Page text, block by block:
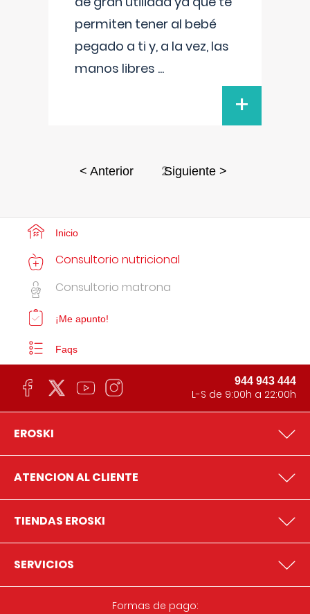
permiten tener al bebé
pegado a ti y, a la vez, las
manos libres ...
+
< Anterior 2Siguiente >
Inicio
Consultorio nutricional
Consultorio matrona
¡Me apunto!
Faqs
944 943 444
L-S de 9:00h a 22:00h
EROSKI
ATENCION AL CLIENTE
TIENDAS EROSKI
SERVICIOS
Formas de pago: